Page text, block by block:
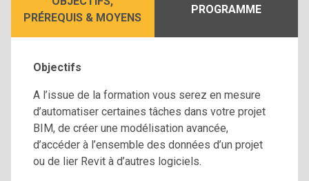
PRÉREQUIS & MOYENS
PROGRAMME
Objectifs
A l’issue de la formation vous serez en mesure
d’automatiser certaines tâches dans votre projet
BIM, de créer une modélisation avancée,
d’accéder à l’ensemble des données d’un projet
ou de lier Revit à d’autres logiciels.